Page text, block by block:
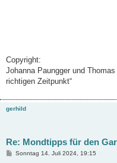
Copyright:
Johanna Paungger und Thomas
richtigen Zeitpunkt“
gerhild
Re: Mondtipps für den
BSonntag 14. Juli 2024, 19:15